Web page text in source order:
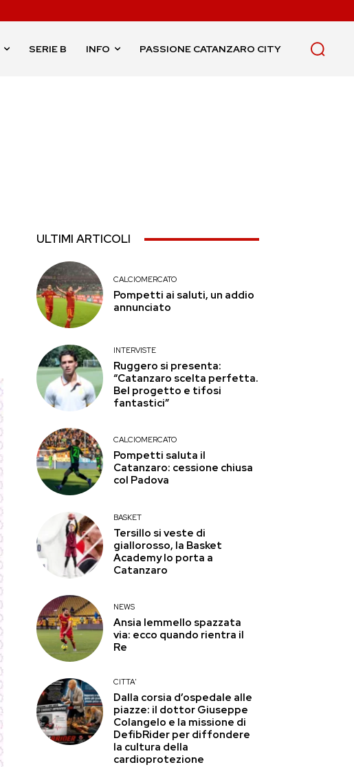
SERIE B INFO PASSIONE CATANZARO CITY
ULTIMI ARTICOLI
CALCIOMERCATO
Pompetti ai saluti, un addio
annunciato
INTERVISTE
Ruggero si presenta:
“Catanzaro scelta perfetta.
Bel progetto e tifosi
fantastici”
CALCIOMERCATO
Pompetti saluta il
Catanzaro: cessione chiusa
col Padova
BASKET
Tersillo si veste di
giallorosso, la Basket
Academy lo porta a
Catanzaro
NEWS
Ansia Iemmello spazzata
via: ecco quando rientra il
Re
CITTA'
Dalla corsia d’ospedale alle
piazze: il dottor Giuseppe
Colangelo e la missione di
DefibRider per diffondere
la cultura della
cardioprotezione